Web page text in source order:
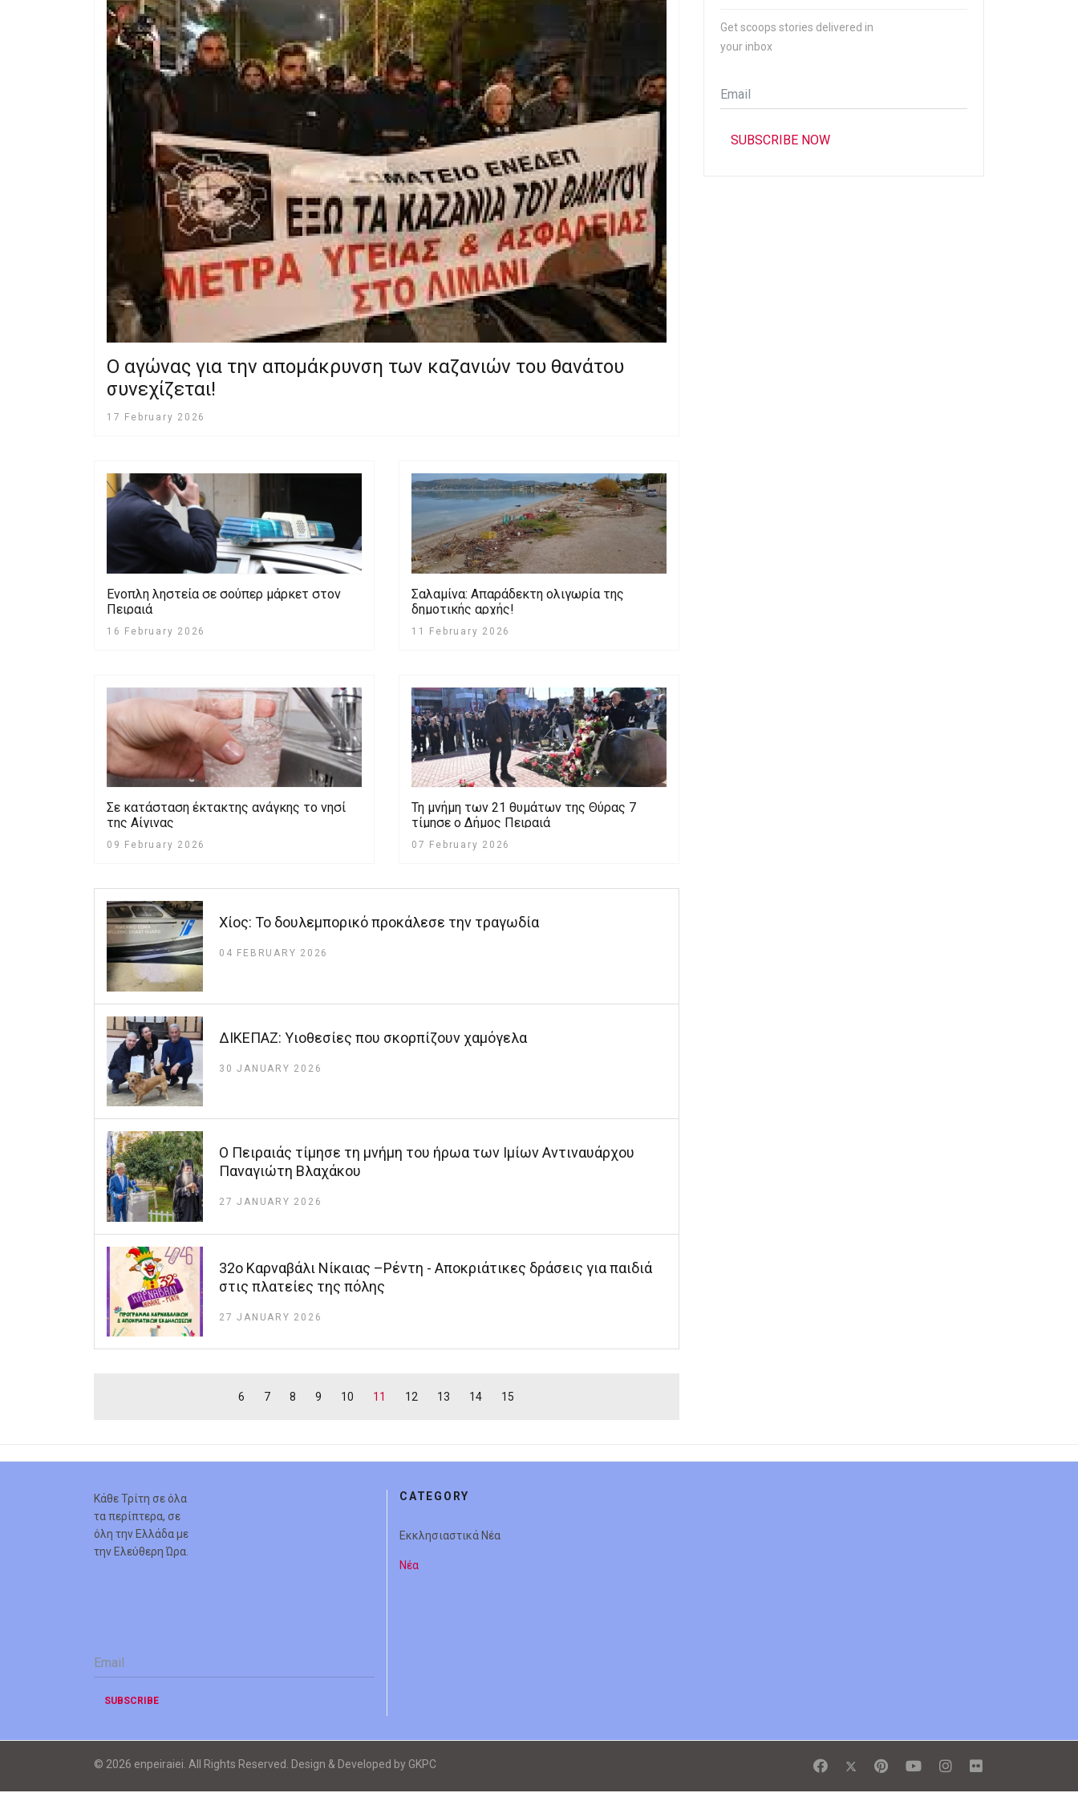
Ο αγώνας για την απομάκρυνση των καζανιών του θανάτου
συνεχίζεται!
17 February 2026
Ενοπλη ληστεία σε σούπερ μάρκετ στον
Πειραιά
16 February 2026
Σαλαμίνα: Απαράδεκτη ολιγωρία της
δημοτικής αρχής!
11 February 2026
Σε κατάσταση έκτακτης ανάγκης το νησί
της Αίγινας
09 February 2026
Τη μνήμη των 21 θυμάτων της Θύρας 7
τίμησε ο Δήμος Πειραιά
07 February 2026
Xίος: Το δουλεμπορικό προκάλεσε την τραγωδία
04 FEBRUARY 2026
ΔΙΚΕΠΑΖ: Υιοθεσίες που σκορπίζουν χαμόγελα
30 JANUARY 2026
O Πειραιάς τίμησε τη μνήμη του ήρωα των Ιμίων Αντιναυάρχου
Παναγιώτη Βλαχάκου
27 JANUARY 2026
32ο Καρναβάλι Νίκαιας –Ρέντη - Αποκριάτικες δράσεις για παιδιά
στις πλατείες της πόλης
27 JANUARY 2026
6 7 8 9 10 11 12 13 14 15
Get scoops stories delivered in
your inbox
Email
*
SUBSCRIBE NOW
Κάθε Τρίτη σε όλα
τα περίπτερα, σε
όλη την Ελλάδα με
την Ελεύθερη Ώρα.
Email
*
SUBSCRIBE
CATEGORY
Εκκλησιαστικά Νέα
Νέα
© 2026 enpeiraiei. All Rights Reserved. Design & Developed by GKPC